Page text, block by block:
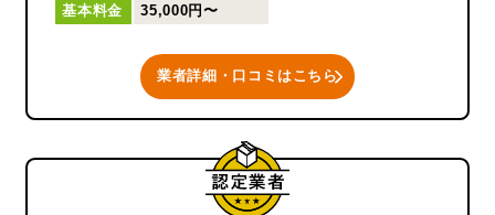
が遺品整理士の資格をもってお
正しい知識と豊富な経験をもっ
します。
基本料金
35,000円〜
業者詳細・口コミはこちら